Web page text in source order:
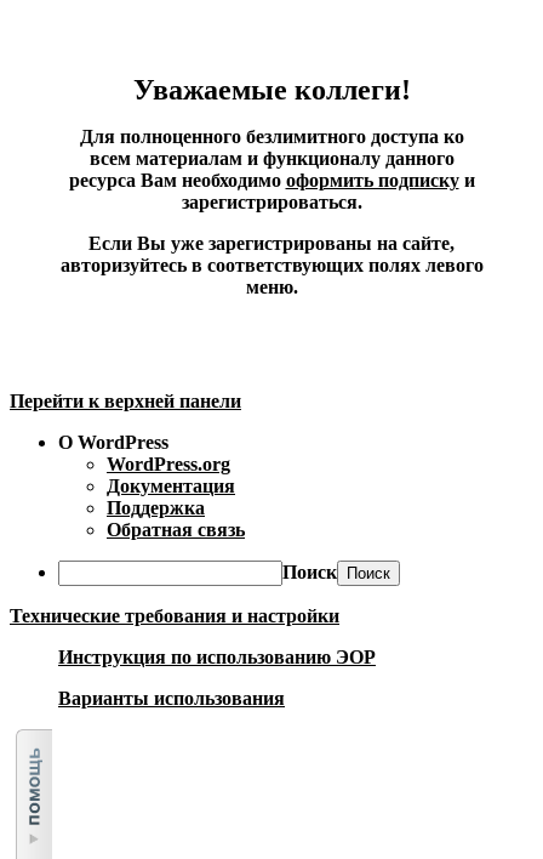
Уважаемые коллеги!
Для полноценного безлимитного доступа ко
всем материалам и функционалу данного
ресурса Вам необходимо оформить подпискуи
зарегистрироваться.
Если Вы уже зарегистрированы на сайте,
авторизуйтесь в соответствующих полях левого
меню.
Перейти к верхней панели
О WordPress
WordPress.org
Документация
Поддержка
Обратная связь
Поиск
Технические требования и настройки
Инструкция по использованию ЭОР
Варианты использования